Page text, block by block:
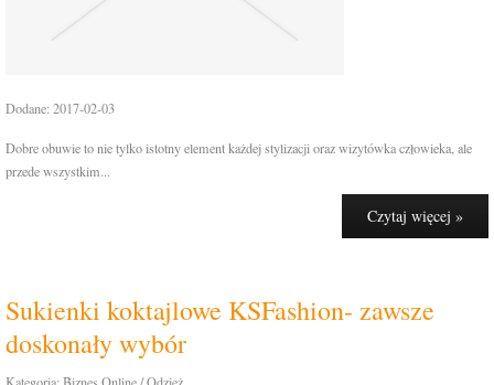
Dodane: 2017-02-03
Dobre obuwie to nie tylko istotny element każdej stylizacji oraz wizytówka człowieka, ale
przede wszystkim...
Czytaj więcej »
Sukienki koktajlowe KSFashion- zawsze
doskonały wybór
Kategoria: Biznes Online / Odzież